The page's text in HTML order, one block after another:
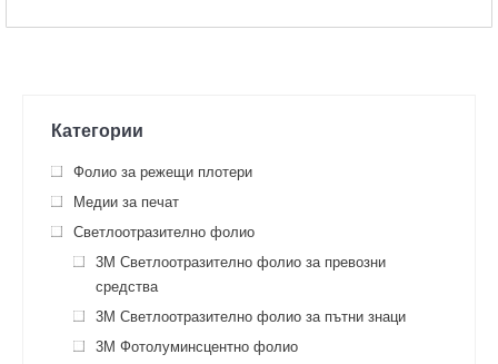
Категории
Фолио за режещи плотери
Медии за печат
Светлоотразително фолио
3M Светлоотразително фолио за превозни
средства
3M Светлоотразително фолио за пътни знаци
3M Фотолуминсцентно фолио